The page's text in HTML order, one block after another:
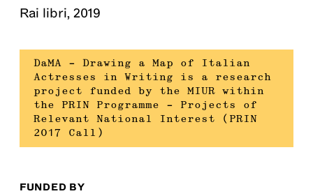
Rai libri, 2019
DaMA – Drawing a Map of Italian
Actresses in Writing is a research
project funded by the MIUR within
the PRIN Programme – Projects of
Relevant National Interest (PRIN
2017 Call)
FUNDED BY